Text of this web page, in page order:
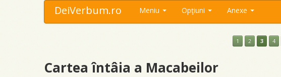
DeiVerbum.ro Meniu Opţiuni Anexe
1 2 3 4
Cartea întâia a Macabeilor